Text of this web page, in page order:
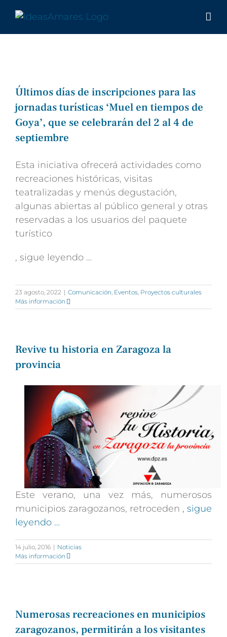
contenido
Últimos días de inscripciones para las
jornadas turísticas ‘Muel en tiempos de
Goya’, que se celebrarán del 2 al 4 de
septiembre
Esta iniciativa ofrecerá actividades como
recreaciones históricas, visitas
teatralizadas y menús degustación,
algunas abiertas al público general y otras
reservadas a los usuarios del paquete
turístico
, sigue leyendo …
23 agosto, 2022 | Comunicación, Eventos, Proyectos culturales
Más información
Revive tu historia en Zaragoza la
provincia
Este verano, una vez más, numerosos
municipios zaragozanos, retroceden , sigue
leyendo …
14 julio, 2016 | Noticias
Más información
Numerosas recreaciones en municipios
zaragozanos, permitirán a los visitantes